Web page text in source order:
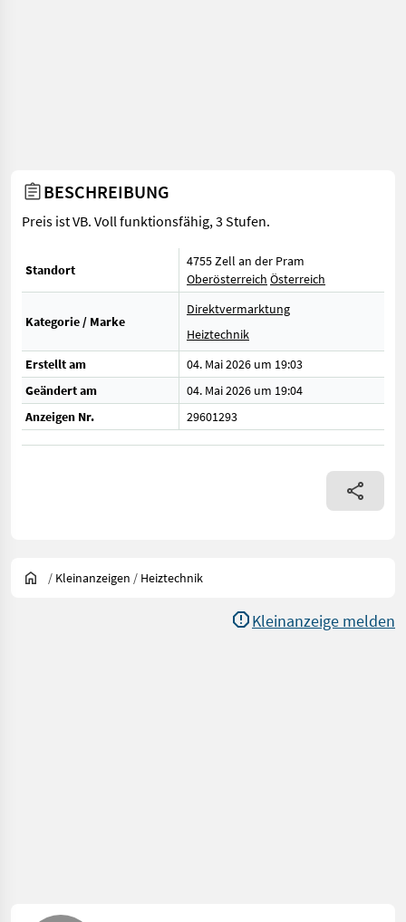
BESCHREIBUNG
Preis ist VB. Voll funktionsfähig, 3 Stufen.
Standort
4755 Zell an der Pram
Oberösterreich Österreich
Kategorie / Marke
Direktvermarktung
Heiztechnik
Erstellt am
04. Mai 2026 um 19:03
Geändert am
04. Mai 2026 um 19:04
Anzeigen Nr.
29601293
/ Kleinanzeigen / Heiztechnik
Kleinanzeige melden